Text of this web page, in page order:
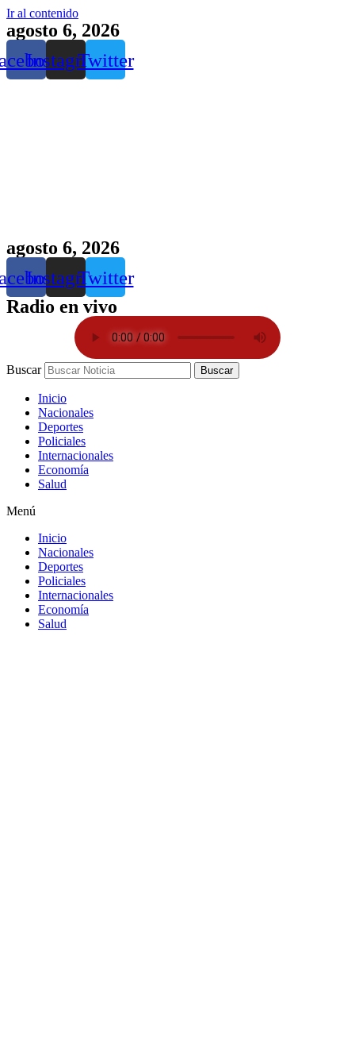
Ir al contenido
agosto 6, 2026
InstagramTwitter
agosto 6, 2026
InstagramTwitter
Radio en vivo
Buscar Buscar
Inicio
Nacionales
Deportes
Policiales
Internacionales
Economía
Salud
Menú
Inicio
Nacionales
Deportes
Policiales
Internacionales
Economía
Salud